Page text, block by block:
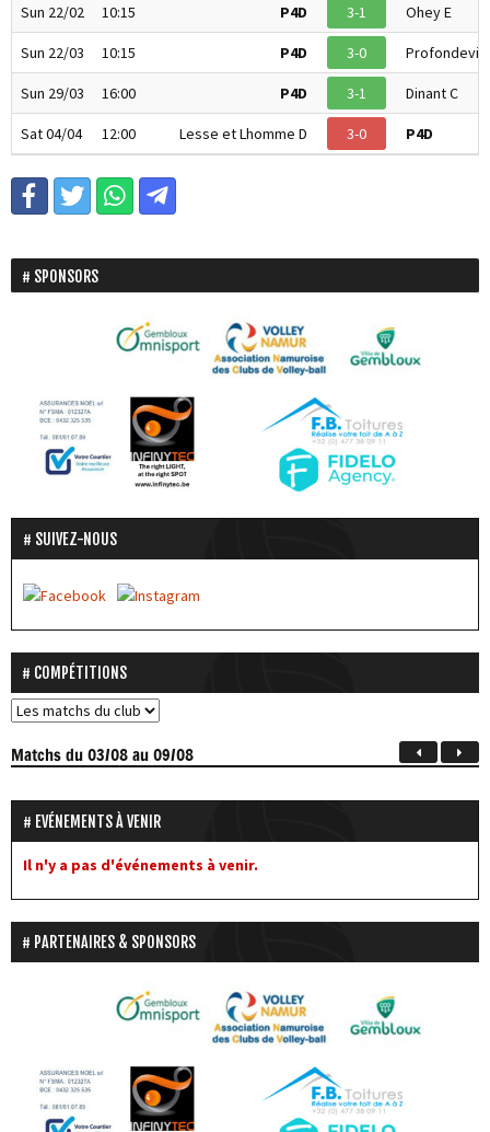
Sun 22/02 10:15 P4D 3-1 Ohey E
Sun 22/03 10:15 P4D 3-0
Sun 29/03 16:00 P4D 3-1 Dinant C
Sat 04/04 12:00 Lesse et Lhomme D 3-0 P4D
SPONSORS
SUIVEZ-NOUS
COMPÉTITIONS
Matchsdu 03/08 au 09/08
EVÉNEMENTS À VENIR
Il n'y a pas d'événements à venir.
PARTENAIRES & SPONSORS